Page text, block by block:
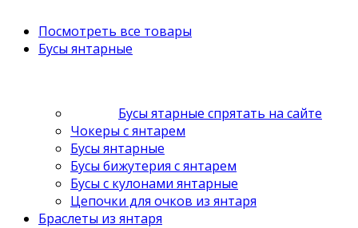
Посмотреть все товары
Бусы янтарные
Бусы ятарные спрятать на сайте
Чокеры с янтарем
Бусы янтарные
Бусы бижутерия с янтарем
Бусы с кулонами янтарные
Цепочки для очков из янтаря
Браслеты из янтаря